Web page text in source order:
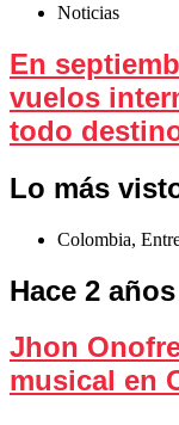
Noticias
En
vuelos
todo
Lo más
Colombia,
Hace 2 años
Jhon
musical en